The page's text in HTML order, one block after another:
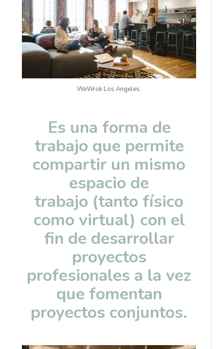
WeWrok Los Angeles.
Es una forma de
trabajo que permite
compartir un mismo
espacio de
trabajo (tanto físico
como virtual) con el
fin de desarrollar
proyectos
profesionales a la vez
que fomentan
proyectos conjuntos.